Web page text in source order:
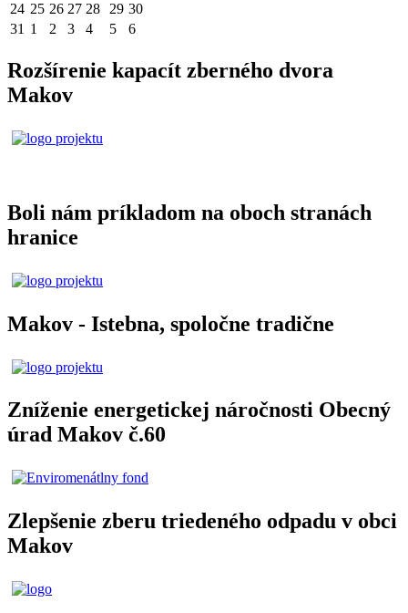
24 25 26 27 28 29 30
31 1 2 3 4 5 6
Rozšírenie kapacít zberného dvora
Makov
Boli nám príkladom na oboch stranách
hranice
Makov - Istebna, spoločne tradične
Zníženie energetickej náročnosti Obecný
úrad Makov č.60
Zlepšenie zberu triedeného odpadu v obci
Makov